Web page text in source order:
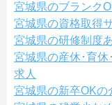
宮城県のブランク
宮城県の資格取得
宮城県の研修制度
宮城県の産休･育
求人
宮城県の新卒OKの